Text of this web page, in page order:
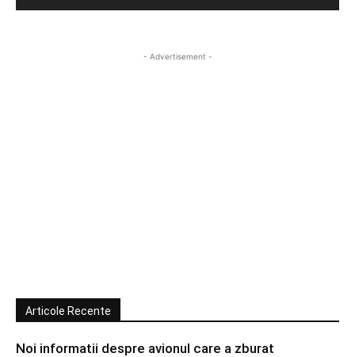
- Advertisement -
Articole Recente
Noi informatii despre avionul care a zburat